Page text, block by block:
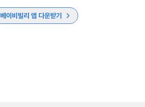
베이비빌리 앱 다운받기